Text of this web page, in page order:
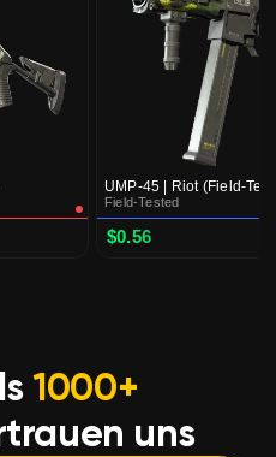
UMP-45 | Riot (Field-
Field-Tested
$0.56
1000+
uns